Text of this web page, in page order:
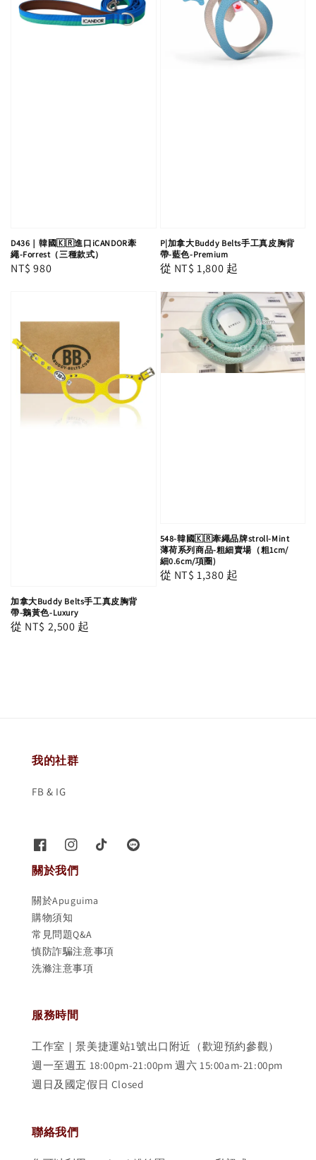
D436｜韓國🇰🇷進口iCANDOR牽
繩-Forrest（三種款式）
Regular
NT$ 980
P|加拿大Buddy Belts手工真皮胸背
帶-藍色-Premium
Regular
從 NT$ 1,800 起
加拿大Buddy Belts手工真皮胸背
帶-鵝黃色-Luxury
Regular
從 NT$ 2,500 起
548-韓國🇰🇷牽繩品牌stroll-Mint
薄荷系列商品-粗細賣場（粗1cm/
細0.6cm/項圈)
Regular
從 NT$ 1,380 起
我的社群
FB & IG
關於我們
關於Apuguima
購物須知
常見問題Q&A
慎防詐騙注意事項
洗滌注意事項
服務時間
工作室｜景美捷運站1號出口附近（歡迎預約參觀）
週一至週五 18:00pm-21:00pm 週六 15:00am-21:00pm
週日及國定假日 Closed
聯絡我們